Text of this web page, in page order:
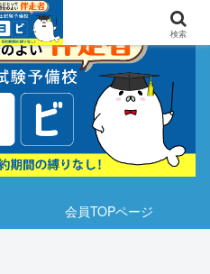
会員TOPページ
検索